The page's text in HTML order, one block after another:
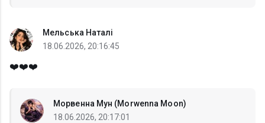
Мельська Наталі
18.06.2026, 20:16:45
❤️❤️❤️
Морвенна Мун (Morwenna Moon)
18.06.2026, 20:17:01